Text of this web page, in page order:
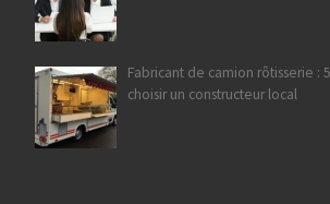
Fabricant de camion rôtisserie :
choisir un constructeur local